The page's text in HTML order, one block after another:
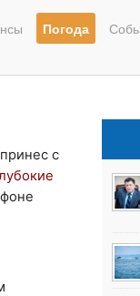
Погода
с